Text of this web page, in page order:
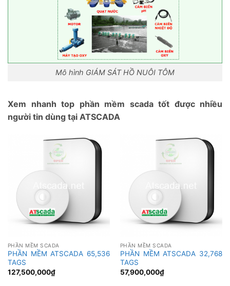
Mô hình GIÁM SÁT HỒ NUÔI TÔM
Xem nhanh top phần mềm scada tốt được nhiều
người tin dùng tại ATSCADA
PHẦN MỀM SCADA
PHẦN MỀM ATSCADA 65,536
TAGS
127,500,000₫
PHẦN MỀM SCADA
PHẦN MỀM ATSCADA 32,768
TAGS
57,900,000₫